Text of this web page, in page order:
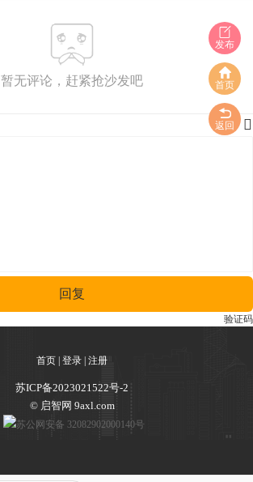
暂无评论，赶紧抢沙发吧
发布
首页
返回 
回复
验证码
首页 登录 注册
苏ICP备2023021522号-2
© 启智网 9axl.com
苏公网安备 32082902000140号